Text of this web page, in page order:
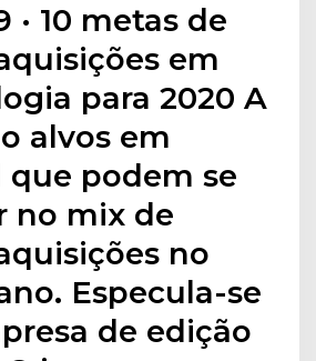
· 10 metas de
em
para 2020 A
alvos em
podem se
no mix de
no
Especula-se
de edição